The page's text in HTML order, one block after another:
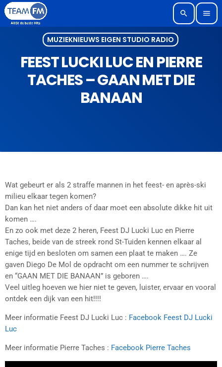
search menu
MUZIEKNIEUWS EIGEN STUDIO RADIO
FEEST LUCKI LUC EN PIERRE
TACHES – GAAN MET DIE
BANAAN
Wat gebeurt er als 2 straffe mannen in het feest- en après-ski
milieu elkaar tegen komen?
Dan kan het niet anders of daar moet een absolute dikke hit uit
komen ….
En zo ook met deze 2 heren, Feest DJ Lucki Luc en Pierre
Taches, beide van de streek rond St-Tuiden kennen elkaar al
enige tijd en besloten om samen een plaat te maken …. Ze
gaven Diego De Mol de opdracht om een nummer te schrijven
en “GAAN MET DIE BANAAN” is geboren ….
Veel uitleg hoeven we hier niet te geven, luister, ervaar en vooral
ontdek een dijk van een hit!!!!
Meer informatie Feest DJ Lucki Luc : Facebook Feest DJ Lucki
Luc
Meer informatie Pierre Taches : Facebook Pierre Taches